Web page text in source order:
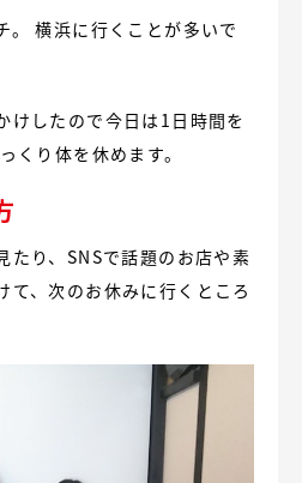
。 横浜に行くことが多いで
けしたので今日は1日時間を
くり体を休めます。
たり、SNSで話題のお店や素
て、次のお休みに行くところ